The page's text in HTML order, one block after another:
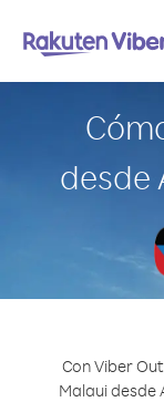
desde
Con Viber
Malaui desde